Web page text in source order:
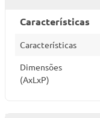
Características
Características
Dimensões
(AxLxP)